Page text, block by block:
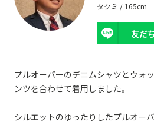
タクミ / 165cm
友だ
プルオーバーのデニムシャツとウォ
ンツを合わせて着用しました。
シルエットのゆったりしたプルオー